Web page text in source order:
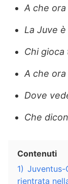
A che
La Juve
Chi gioca
A che ora
Dove
Che
Contenuti
1) Juventus-
rientrata